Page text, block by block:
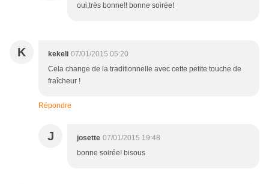
oui,très bonne!! bonne soirée!
K kekeli 07/01/2015 05:20
Cela change de la traditionnelle avec cette petite touche de
fraîcheur !
Répondre
J josette 07/01/2015 19:48
bonne soirée! bisous